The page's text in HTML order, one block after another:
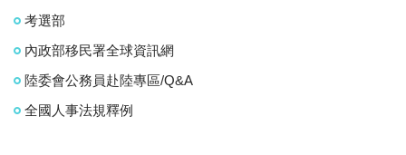
考選部
內政部移民署全球資訊網
陸委會公務員赴陸專區/Q&A
全國人事法規釋例